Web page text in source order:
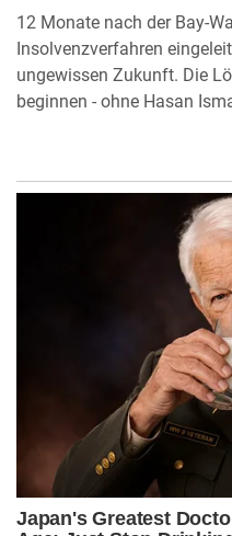
12 Monate nach der Bay-
Insolvenzverfahren
ungewissen Zukunft. Die
beginnen - ohne Hasan